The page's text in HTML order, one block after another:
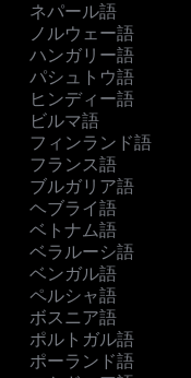
ネパール語
ノルウェー語
ハンガリー語
パシュトウ語
ヒンディー語
ビルマ語
フィンランド語
フランス語
ブルガリア語
ヘブライ語
ベトナム語
ベラルーシ語
ベンガル語
ペルシャ語
ボスニア語
ポルトガル語
ポーランド語